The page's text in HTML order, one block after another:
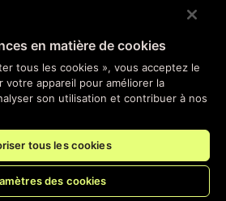
des attaques
distribuées
de terminaison d'API
en matière de cookies
tous les cookies », vous acceptez le
votre appareil pour améliorer la
son utilisation et contribuer à nos
tous les cookies
des cookies